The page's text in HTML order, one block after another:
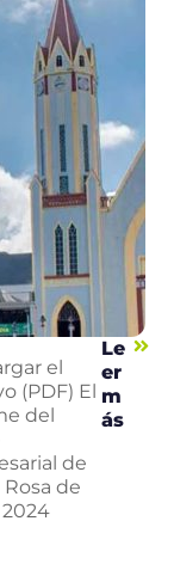
el
(PDF) El
del
de
de
2024
Le
er
m
ás